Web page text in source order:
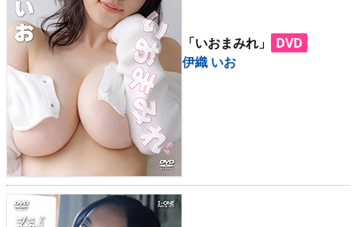
「いおまみれ」
DVD
伊織 いお